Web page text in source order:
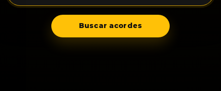
Buscar acordes